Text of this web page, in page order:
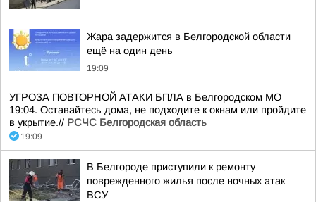
Жара задержится в Белгородской области
ещё на один день
19:09
УГРОЗА ПОВТОРНОЙ АТАКИ БПЛА в Белгородском МО
19:04. Оставайтесь дома, не подходите к окнам или пройдите
в укрытие.// РСЧС Белгородская область
19:09
В Белгороде приступили к ремонту
поврежденного жилья после ночных атак
ВСУ